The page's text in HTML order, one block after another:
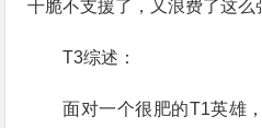
干脆不支援了，又浪费了这么
T3综述：
面对一个很肥的T1英雄